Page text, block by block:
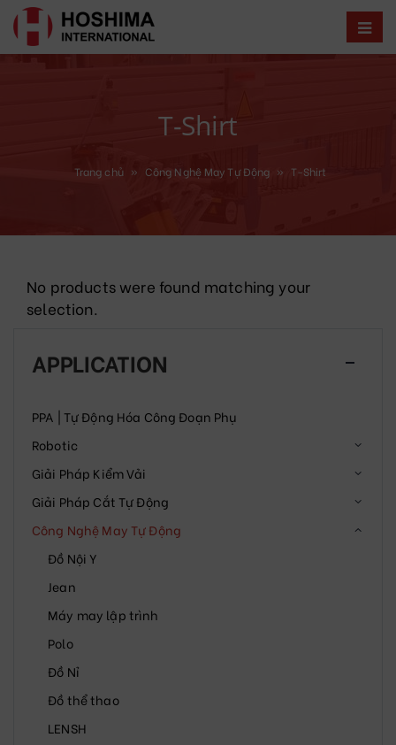
T-Shirt
Trang chủ » Công Nghệ May Tự Động » T-Shirt
No products were found matching your
selection.
APPLICATION
PPA | Tự Động Hóa Công Đoạn Phụ
Robotic
Giải Pháp Kiểm Vải
Giải Pháp Cắt Tự Động
Công Nghệ May Tự Động
Đồ Nội Y
Jean
Máy may lập trình
Polo
Đồ Nỉ
Đồ thể thao
LENSH